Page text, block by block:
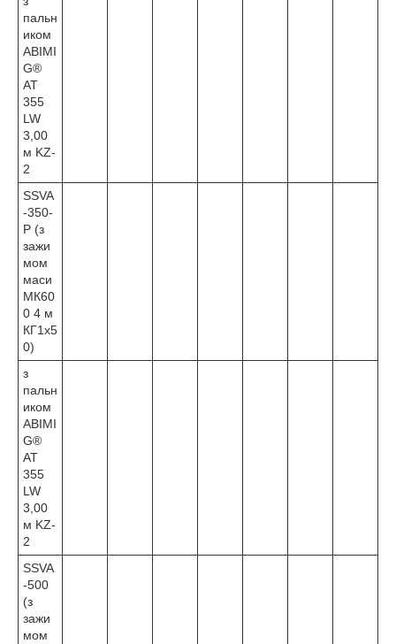
пальн
иком
ABIMI
G®
AT
355
LW
3,00
м KZ-
2
SSVA
-350-
P (з
зажи
мом
маси
МК60
0 4 м
КГ1х5
0)
з
пальн
иком
ABIMI
G®
AT
355
LW
3,00
м KZ-
2
SSVA
-500
(з
зажи
мом